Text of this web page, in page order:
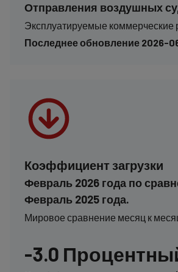
Отправления воздушных
Эксплуатируемые коммерческие
Последнее обновление 2026-
Коэффициент загрузки
Февраль 2026 года по
Февраль 2025 года.
Мировое сравнение месяц к
-3.0